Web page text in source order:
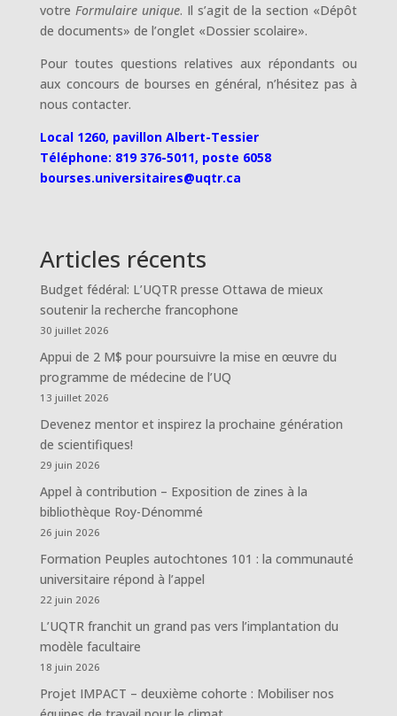
votre Formulaire unique. Il s’agit de la section «Dépôt
de documents» de l’onglet «Dossier scolaire».
Pour toutes questions relatives aux répondants ou
aux concours de bourses en général, n’hésitez pas à
nous contacter.
Local 1260, pavillon Albert-Tessier
Téléphone: 819 376-5011, poste 6058
bourses.universitaires@uqtr.ca
Articles récents
Budget fédéral: L’UQTR presse Ottawa de mieux
soutenir la recherche francophone
30 juillet 2026
Appui de 2 M$ pour poursuivre la mise en œuvre du
programme de médecine de l’UQ
13 juillet 2026
Devenez mentor et inspirez la prochaine génération
de scientifiques!
29 juin 2026
Appel à contribution – Exposition de zines à la
bibliothèque Roy-Dénommé
26 juin 2026
Formation Peuples autochtones 101 : la communauté
universitaire répond à l’appel
22 juin 2026
L’UQTR franchit un grand pas vers l’implantation du
modèle facultaire
18 juin 2026
Projet IMPACT – deuxième cohorte : Mobiliser nos